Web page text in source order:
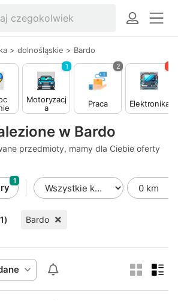
> dolnośląskie > Bardo
w Bardo
przedmioty, mamy dla Ciebie oferty
Motoryzacj
a
1
Praca
2
Elektronika
1
Bardo